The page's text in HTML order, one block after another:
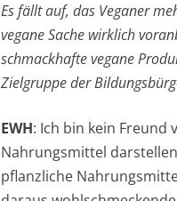
Es fällt auf, das Veganer
vegane Sache wirklich
schmackhafte vegane
Zielgruppe der
EWH: Ich bin kein Freund
Nahrungsmittel
pflanzliche